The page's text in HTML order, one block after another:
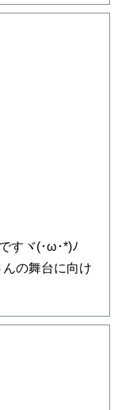
すヾ⁠(⁠･⁠ω⁠･⁠*⁠)⁠ﾉ
の舞台に向け